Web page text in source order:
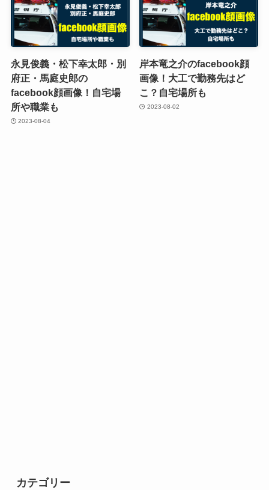
永見俊義・松下幸太郎・別
府正・馬庭史郎の
facebook顔画像！自宅場
所や職業も
2023-08-04
岸本竜之介のfacebook顔
画像！大工で勤務先はど
こ？自宅場所も
2023-08-02
カテゴリー